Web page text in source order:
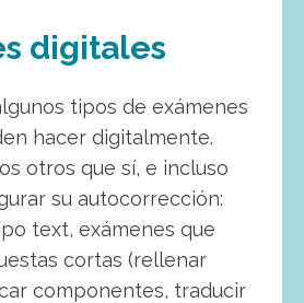
digitales
tipos de exámenes
hacer digitalmente.
otros que sí, e incluso
su autocorrección:
text, exámenes que
cortas (rellenar
componentes, traducir